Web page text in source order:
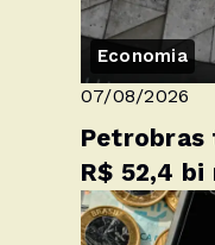
Economia
07/08/2026
Petrobras
R$ 52,4